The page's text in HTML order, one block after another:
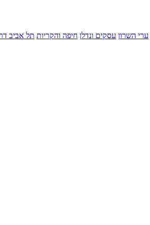
ערי השרון עסקים ונדלן חיפה והקריות תל אביב